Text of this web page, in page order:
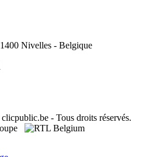
Nivelles - Belgique
- Tous droits réservés.